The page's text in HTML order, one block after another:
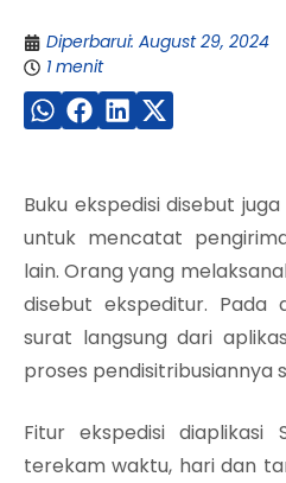
Diperbarui: August 29, 2024
1 menit
Buku ekspedisi disebut
untuk mencatat
lain. Orang yang
disebut ekspeditur. Pada
surat langsung dari
proses pendisitribusiannya
Fitur ekspedisi diaplikasi
terekam waktu, hari dan